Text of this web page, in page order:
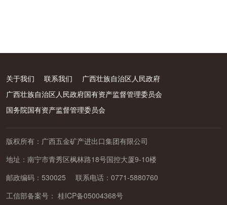
关于我们 联系我们
广西壮族自治区人民政府
广西壮族自治区人民政府国有资产监督管理委员会
国务院国有资产监督管理委员会
版权所有：广西五金矿产进出口集团有限公司
地址：南宁市青秀区枫林路18号国控大厦9-10楼
邮政编码：530025
联系电话：0771-5880760
工信部备案号： 桂ICP备05004368号